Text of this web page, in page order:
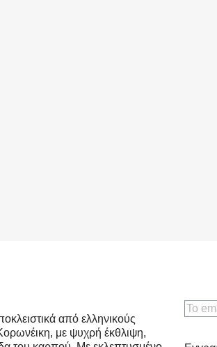
από ελληνικούς
με ψυχρή έκθλιψη,